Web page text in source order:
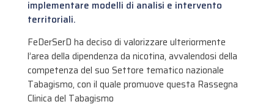
implementare modelli di analisi e intervento
territoriali.
FeDerSerD ha deciso di valorizzare ulteriormente
l’area della dipendenza da nicotina, avvalendosi della
competenza del suo Settore tematico nazionale
Tabagismo, con il quale promuove questa Rassegna
Clinica del Tabagismo